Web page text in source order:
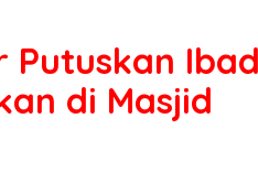
Putuskan
di Masjid